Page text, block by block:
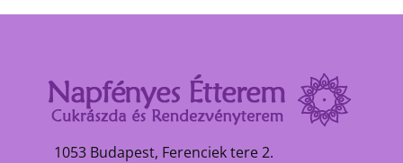
1053 Budapest, Ferenciek tere 2.